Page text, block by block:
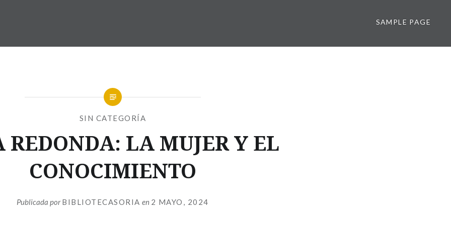
SAMPLE PAGE
SIN CATEGORÍA
REDONDA: LA MUJER Y EL
CONOCIMIENTO
Publicada porBIBLIOTECASORIA en 2 MAYO, 2024